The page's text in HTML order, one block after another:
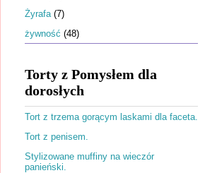
Żyrafa (7)
żywność (48)
Torty z Pomysłem dla
dorosłych
Tort z trzema gorącym laskami dla faceta.
Tort z penisem.
Stylizowane muffiny na wieczór
panieński.